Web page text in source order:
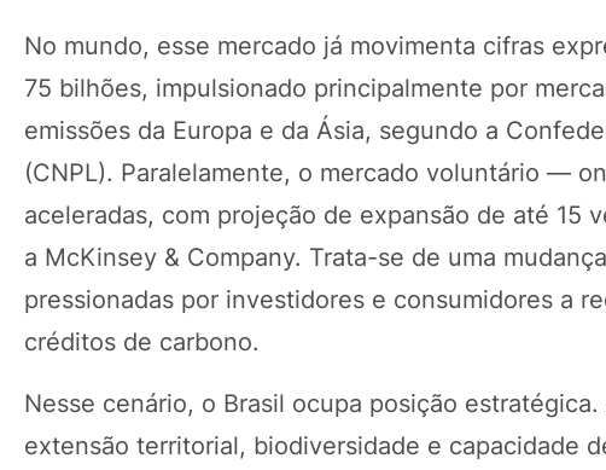
No mundo, esse mercado já movimenta cifras
75 bilhões, impulsionado principalmente por
emissões da Europa e da Ásia, segundo a
(CNPL). Paralelamente, o mercado voluntário —
aceleradas, com projeção de expansão de até 15
a McKinsey & Company. Trata-se de uma
pressionadas por investidores e consumidores a
créditos de carbono.
Nesse cenário, o Brasil ocupa posição
extensão territorial, biodiversidade e capacidade